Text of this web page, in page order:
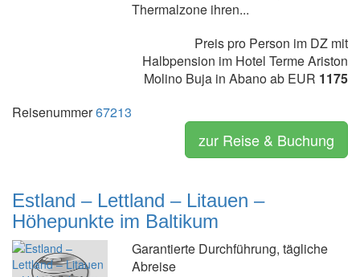
Thermalzone ihren...
Preis pro Person im DZ mit
Halbpension im Hotel Terme Ariston
Molino Buja in Abano ab EUR 1175
Reisenummer67213
zur Reise & Buchung
Estland – Lettland – Litauen –
Höhepunkte im Baltikum
Garantierte Durchführung, tägliche
Abreise